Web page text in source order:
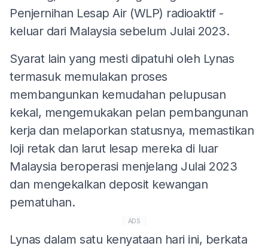
Penjernihan Lesap Air (WLP) radioaktif -
keluar dari Malaysia sebelum Julai 2023.
Syarat lain yang mesti dipatuhi oleh Lynas
termasuk memulakan proses
membangunkan kemudahan pelupusan
kekal, mengemukakan pelan pembangunan
kerja dan melaporkan statusnya, memastikan
loji retak dan larut lesap mereka di luar
Malaysia beroperasi menjelang Julai 2023
dan mengekalkan deposit kewangan
pematuhan.
ADS
Lynas dalam satu kenyataan hari ini, berkata